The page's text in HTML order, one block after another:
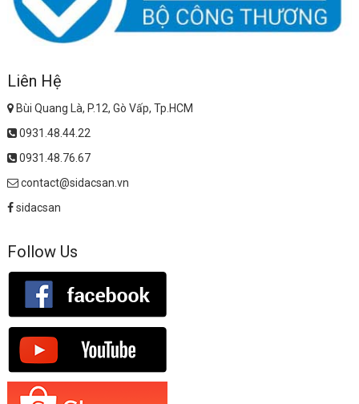
Liên Hệ
Bùi Quang Là, P.12, Gò Vấp, Tp.HCM
0931.48.44.22
0931.48.76.67
contact@sidacsan.vn
sidacsan
Follow Us